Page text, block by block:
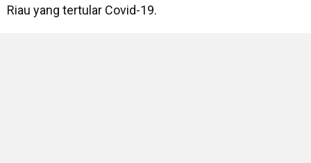
Riau yang tertular Covid-19.